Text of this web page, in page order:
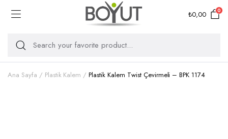
₺0,00 0
Ana Sayfa Plastik Kalem Plastik Kalem Twist Çevirmeli – BPK 1174